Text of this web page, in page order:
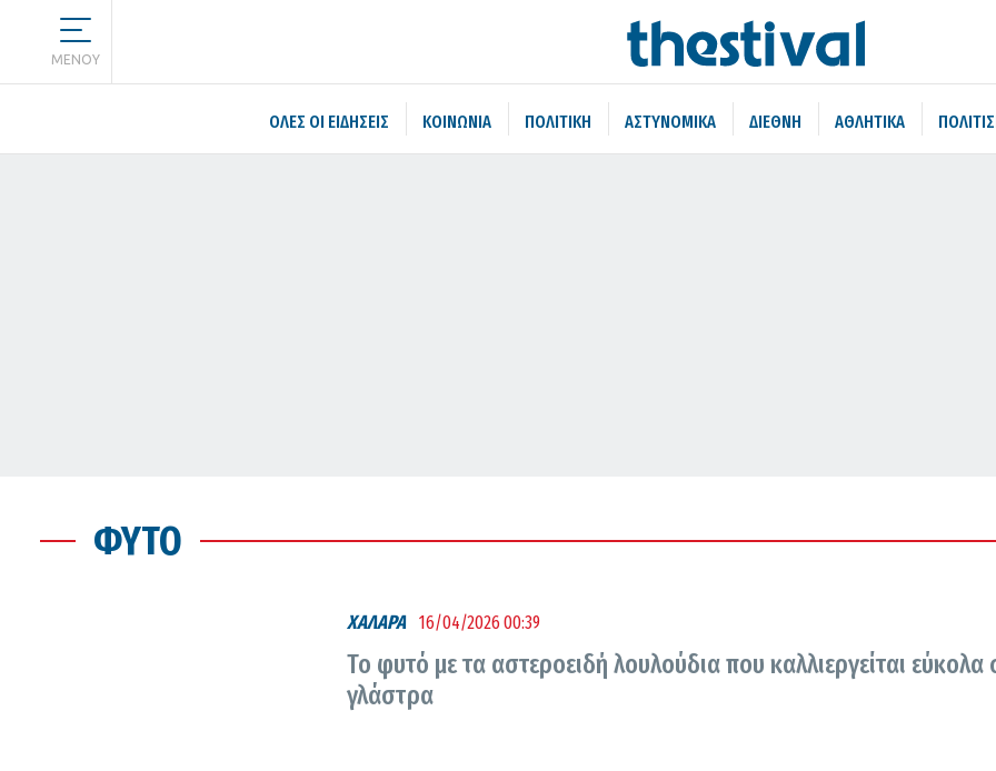
MENOY
ΌΛΕΣ ΟΙ ΕΙΔΉΣΕΙΣ ΚΟΙΝΩΝΙΑ ΠΟΛΙΤΙΚΗ ΑΣΤΥΝΟΜΙΚΑ ΔΙΕΘΝΗ ΑΘΛΗΤΙΚΑ
ΦΥΤΌ
ΧΑΛΑΡΑ 16/04/2026 00:39
Το φυτό με τα αστεροειδή λουλούδια που καλλιεργείται εύκολα
γλάστρα